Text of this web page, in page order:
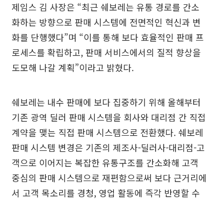
제임스 김 사장은 “최근 쉐보레는 유통 경로를 간소
화하는 방향으로 판매 시스템에 전면적인 혁신과 변
화를 단행했다”며 “이를 통해 보다 효율적인 판매 프
로세스를 확립하고, 판매 서비스에서의 질적 향상을
도모해 나갈 계획”이라고 밝혔다.
쉐보레는 내수 판매에 보다 집중하기 위해 올해부터
기존 광역 딜러 판매 시스템을 회사와 대리점 간 직접
계약을 맺는 직접 판매 시스템으로 전환했다. 쉐보레
판매 시스템 변경은 기존의 제조사-딜러사-대리점-고
객으로 이어지는 복잡한 유통구조를 간소화해 고객
중심의 판매 시스템으로 재편함으로써 보다 근거리에
서 고객 목소리를 경청, 영업 활동에 즉각 반영할 수